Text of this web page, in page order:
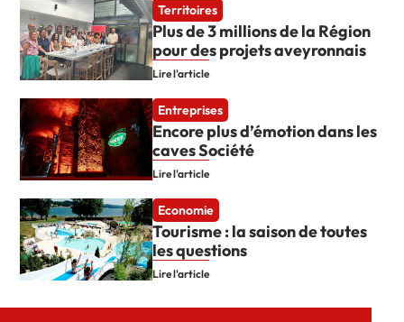
Territoires
Plus de 3 millions de la Région
pour des projets aveyronnais
Lire l'article
Entreprises
Encore plus d’émotion dans les
caves Société
Lire l'article
Economie
Tourisme : la saison de toutes
les questions
Lire l'article